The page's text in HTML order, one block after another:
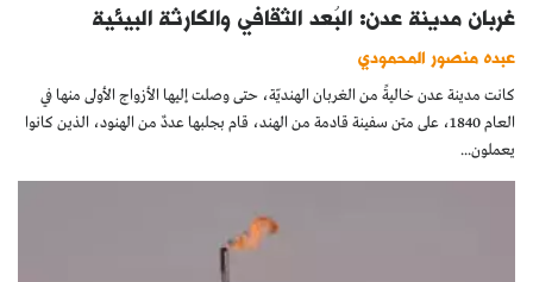
غربان مدينة عدن: البُعد الثقافي والكارثة البيئية
عبده منصور المحمودي
كانت مدينة عدن خاليةً من الغربان الهنديّة، حتى وصلت إليها الأزواج الأولى منها في
العام 1840، على متن سفينة قادمة من الهند، قام بجلبها عددٌ من الهنود، الذين كانوا
يعملون...